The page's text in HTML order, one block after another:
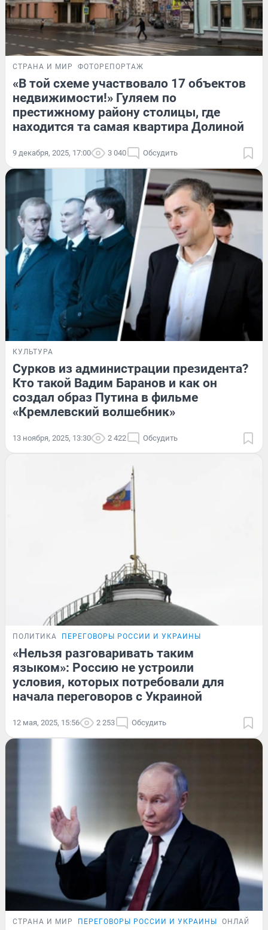
СТРАНА И МИР ФОТОРЕПОРТАЖ
«В той схеме участвовало 17 объектов
недвижимости!» Гуляем по
престижному району столицы, где
находится та самая квартира Долиной
9 декабря, 2025, 17:00 3 040 Обсудить
КУЛЬТУРА
Сурков из администрации президента?
Кто такой Вадим Баранов и как он
создал образ Путина в фильме
«Кремлевский волшебник»
13 ноября, 2025, 13:30 2 422 Обсудить
ПОЛИТИКА ПЕРЕГОВОРЫ РОССИИ И УКРАИНЫ
«Нельзя разговаривать таким
языком»: Россию не устроили
условия, которых потребовали для
начала переговоров с Украиной
12 мая, 2025, 15:56 2 253 Обсудить
СТРАНА И МИР ПЕРЕГОВОРЫ РОССИИ И УКРАИНЫ ОНЛАЙН-